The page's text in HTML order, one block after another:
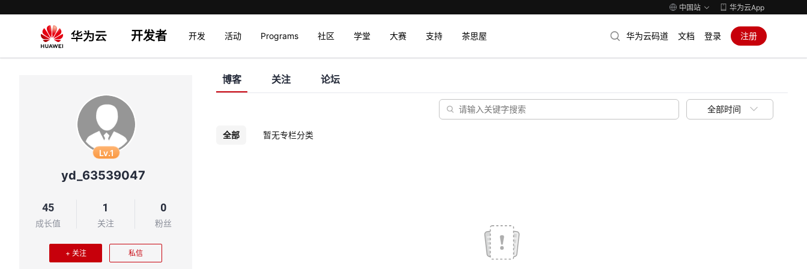
中国站 华为云App
开发者 开发 活动 Programs 社区 学堂 大赛 支持 茶思屋 华为云码道 文档 登录 注册
Lv.1
yd_63539047
45
成长值
1
关注
0
粉丝
+ 关注 私信
博客 关注 论坛
全部时间
全部 暂无专栏分类